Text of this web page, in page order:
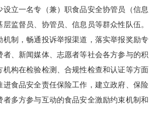
设立一名专（兼）职食品安全协管员（信息
层监督员、协管员、信息员等群众性队伍。
机制，畅通投诉举报渠道，落实举报奖励专
者、新闻媒体、志愿者等社会各方参与的积
机构在检验检测、合规性检查和认证等方面
进食品安全责任保险工作，建立政府、保险
者多方参与互动的食品安全激励约束机制和